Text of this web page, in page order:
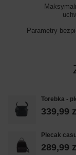
Parametry
Torebka -
339,99
Plecak
289,99